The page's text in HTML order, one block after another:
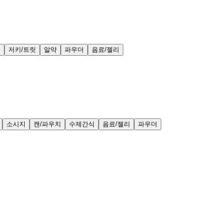
저키/트릿 알약 파우더 음료/젤리
소시지 캔/파우치 수제간식 음료/젤리 파우더